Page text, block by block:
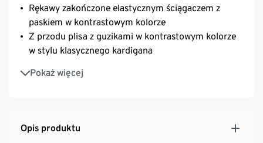
Rękawy zakończone elastycznym ściągaczem z
paskiem w kontrastowym kolorze
Z przodu plisa z guzikami w kontrastowym kolorze
w stylu klasycznego kardigana
Pokaż więcej
2 ozdobne kieszenie z przodu
Ozdobna, metalowa płytka na dole
spodniami
Opis produktu